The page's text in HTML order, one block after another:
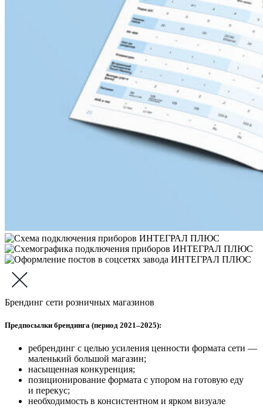
Брендинг сети розничных магазинов
Предпосылки брендинга (период 2021–2025):
ребрендинг с целью усиления ценности формата сети —
маленький большой магазин;
насыщенная конкуренция;
позиционирование формата с упором на готовую еду
и перекус;
необходимость в консистентном и ярком визуале